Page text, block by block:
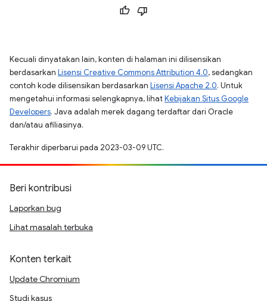
Kecuali dinyatakan lain, konten di halaman ini dilisensikan
berdasarkan Lisensi Creative Commons Attribution 4.0, sedangkan
contoh kode dilisensikan berdasarkan Lisensi Apache 2.0. Untuk
mengetahui informasi selengkapnya, lihatKebijakan Situs Google
Developers. Java adalah merek dagang terdaftar dari Oracle
dan/atau afiliasinya.
Terakhir diperbarui pada 2023-03-09 UTC.
Beri kontribusi
Laporkan bug
Lihat masalah terbuka
Konten terkait
Update Chromium
Studi kasus